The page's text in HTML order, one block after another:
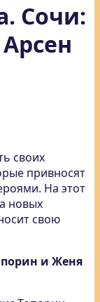
Сочи:
своих
привносят
На этот
новых
свою
и Женя